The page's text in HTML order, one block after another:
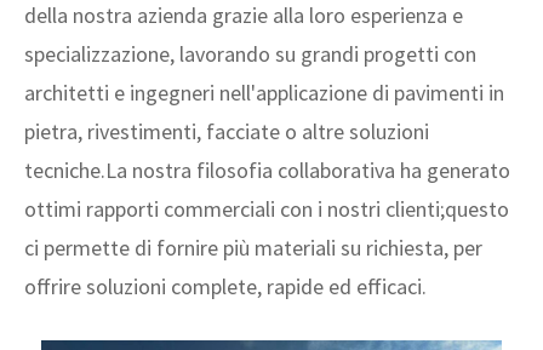
della nostra azienda grazie alla loro esperienza e
specializzazione, lavorando su grandi progetti con
architetti e ingegneri nell'applicazione di pavimenti in
pietra, rivestimenti, facciate o altre soluzioni
tecniche.La nostra filosofia collaborativa ha generato
ottimi rapporti commerciali con i nostri clienti;questo
ci permette di fornire più materiali su richiesta, per
offrire soluzioni complete, rapide ed efficaci.